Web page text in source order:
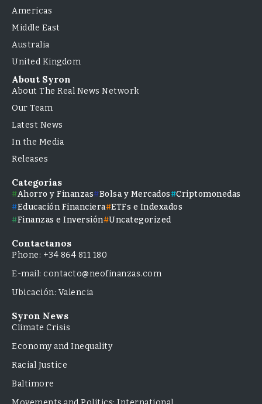
Americas
Middle East
Australia
United Kingdom
About Syron
About The Real News Network
Our Team
Latest News
In the Media
Releases
Categorías
Ahorro y Finanzas Bolsa y Mercados
Criptomonedas
Educación Financiera ETFs e Indexados
Finanzas e Inversión Uncategorized
Contactanos
Phone: +34 864 811 180
E-mail: contacto@neofinanzas.com
Ubicación: Valencia
Syron News
Climate Crisis
Economy and Inequality
Racial Justice
Baltimore